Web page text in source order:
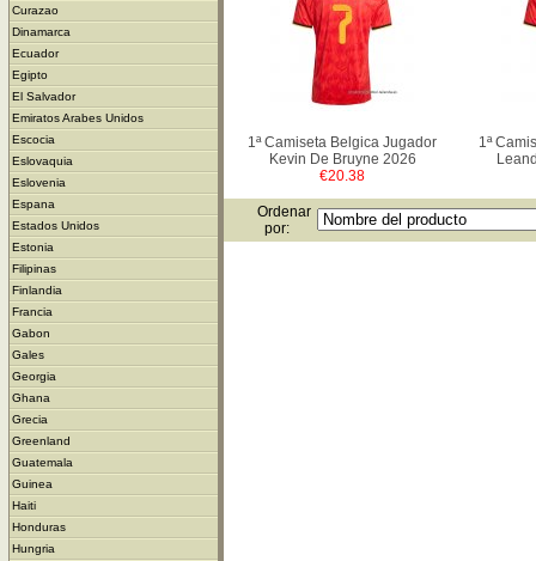
Curazao
Dinamarca
Ecuador
Egipto
El Salvador
Emiratos Arabes Unidos
Escocia
Eslovaquia
Eslovenia
Espana
Estados Unidos
Estonia
Filipinas
Finlandia
Francia
Gabon
Gales
Georgia
Ghana
Grecia
Greenland
Guatemala
Guinea
Haiti
Honduras
Hungria
1ª Camiseta Belgica Jugador
Kevin De Bruyne 2026
€20.38
1ª
Ordenar
por: